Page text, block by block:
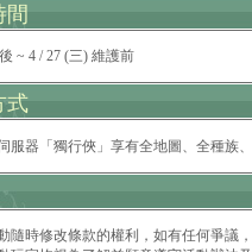
間
~ 4 / 27 (三) 維護前
式
服器「獨行俠」享有全地圖、全種族
隨時修改條款的權利，如有任何爭議